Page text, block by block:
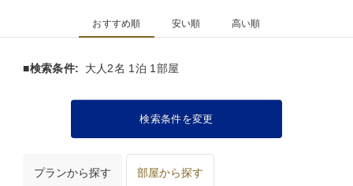
おすすめ順 安い順 高い順
■検索条件: 大人2名 1泊 1部屋
検索条件を変更
プランから探す 部屋から探す